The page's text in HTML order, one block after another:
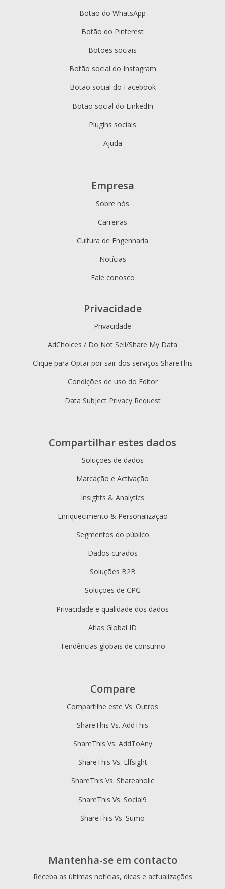
Botão do WhatsApp
Botão do Pinterest
Botões sociais
Botão social do Instagram
Botão social do Facebook
Botão social do LinkedIn
Plugins sociais
Ajuda
Compartilhar estes dados
Soluções de dados
Marcação e Activação
Insights & Analytics
Enriquecimento & Personalização
Segmentos do público
Dados curados
Soluções B2B
Soluções de CPG
Privacidade e qualidade dos dados
Atlas Global ID
Tendências globais de consumo
Empresa
Sobre nós
Carreiras
Cultura de Engenharia
Notícias
Fale conosco
Privacidade
Privacidade
AdChoices / Do Not Sell/Share My Data
Clique para Optar por sair dos serviços ShareThis
Condições de uso do Editor
Data Subject Privacy Request
Compare
Compartilhe este Vs. Outros
ShareThis Vs. AddThis
ShareThis Vs. AddToAny
ShareThis Vs. Elfsight
ShareThis Vs. Shareaholic
ShareThis Vs. Social9
ShareThis Vs. Sumo
Mantenha-se em contacto
Receba as últimas notícias, dicas e actualizações